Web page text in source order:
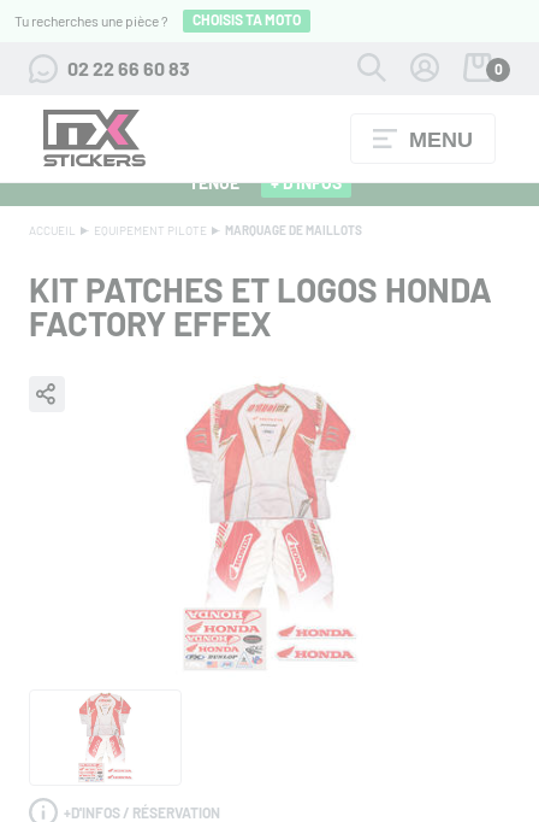
Tu recherches une pièce ? CHOISIS TA MOTO
02 22 66 60 83 0
MENU
ALPINESTARS 27 : FLOCAGE OFFERT POUR L'ACHAT D'UNE
TENUE
+ D'INFOS
ACCUEIL EQUIPEMENT PILOTE MARQUAGE DE MAILLOTS
KIT PATCHES ET LOGOS HONDA
FACTORY EFFEX
+D'INFOS / RÉSERVATION